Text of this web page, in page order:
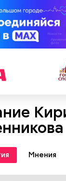
Мнения